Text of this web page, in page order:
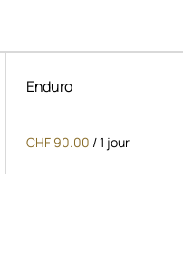
Enduro
/